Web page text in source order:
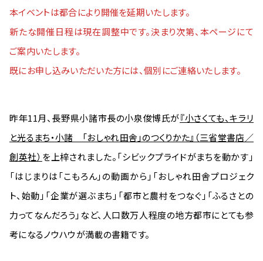
本イベントは都合により開催を延期いたします。
新たな開催日程は現在調整中です。決まり次第、本ページにて
ご案内いたします。
既にお申し込みいただいた方には、個別にご連絡いたします。
昨年11月、長野県小諸市長の小泉俊博氏が『小さくても、キラリ
と光るまち・小諸 「おしゃれ田舎」のつくりかた』（三省堂書店／
創英社） を上梓されました。「シビックプライドがまちを動かす」
「はじまりは「こもろん」の動画から」「おしゃれ田舎プロジェク
ト、始動」「企業が選ぶまち」「都市と農村をつなぐ」「ふるさとの
力ってなんだろう」など、人口数万人程度の地方都市にとても参
考になるノウハウが満載の書籍です。